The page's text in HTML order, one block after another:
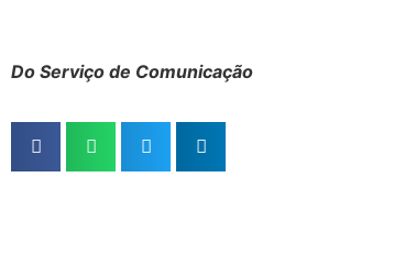
Do Serviço de Comunicação